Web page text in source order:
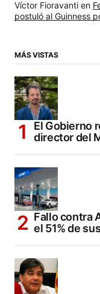
Víctor Fioravanti en
postuló al Guinness
MÁS VISTAS
El Gobierno
director del
Fallo contra
el 51% de